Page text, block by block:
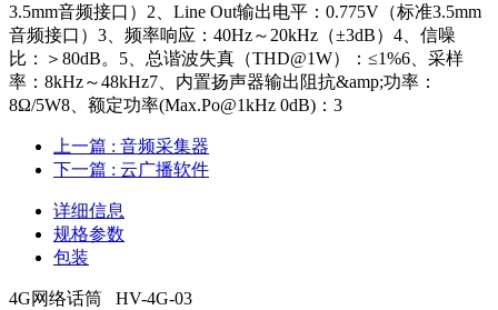
3.5mm音频接口）2、Line Out输出电平：0.775V（标准3.5mm
音频接口）3、频率响应：40Hz～20kHz（±3dB）4、信噪
比：＞80dB。5、总谐波失真（THD@1W）：≤1%6、采样
率：8kHz～48kHz7、内置扬声器输出阻抗&amp;功率：
8Ω/5W8、额定功率(Max.Po@1kHz 0dB)：3
上一篇 : 音频采集器
下一篇 : 云广播软件
详细信息
规格参数
包装
4G网络话筒 HV-4G-03